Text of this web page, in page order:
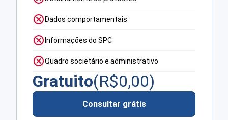
Dados comportamentais
Informações do SPC
Quadro societário e administrativo
Gratuito(R$0,00)
Consultar grátis